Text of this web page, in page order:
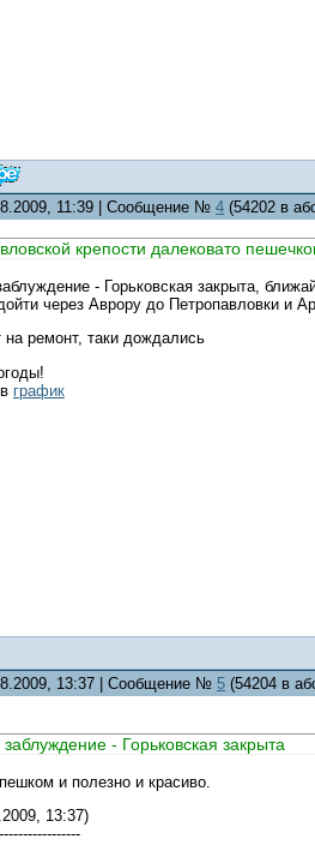
11:39 | Сообщение № 4 (54202 в
крепости далековато
- Горьковская закрыта,
через Аврору до Петропавловки и
на ремонт, таки дождались
график
13:37 | Сообщение № 5 (54204 в
- Горьковская закрыта
и полезно и красиво.
13:37)